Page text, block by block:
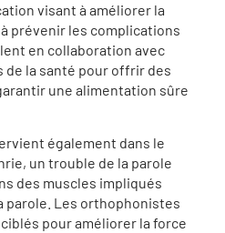
visant à améliorer la
prévenir les complications
en collaboration avec
de la santé pour offrir des
une alimentation sûre
également dans le
un trouble de la parole
des muscles impliqués
parole. Les orthophonistes
pour améliorer la force